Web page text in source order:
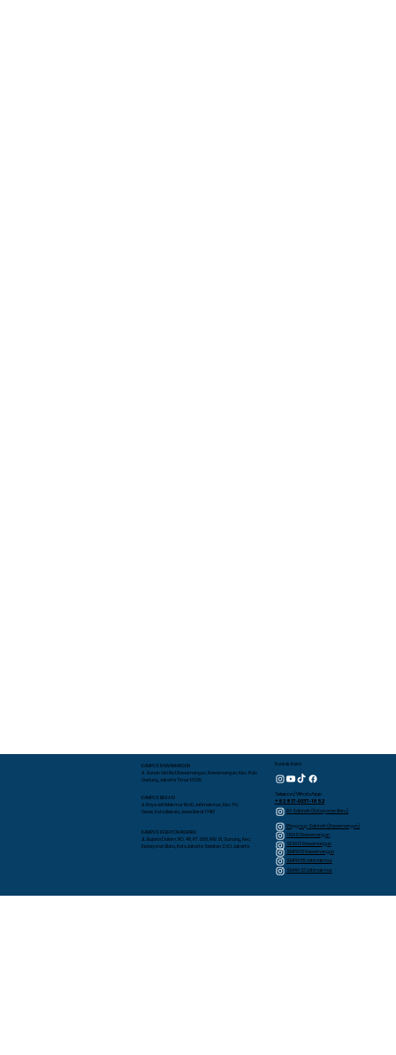
KAMPUS RAWAMANGUN
Jl. Sunan Giri No.1 Rawamangun, Rawamangun, Kec. Pulo
Gadung, Jakarta Timur 13220
KAMPUS BEKASI
Jl. Raya Jati Makmur No.10, Jatimakmur, Kec. Pd.
Gede, Kota Bekasi, Jawa Barat 17413
KAMPUS KEBAYORAN BARU
JL. Bujana Dalam, NO. 48, RT. 009, RW. 01, Gunung, Kec.
Kebayoran Baru, Kota Jakarta Selatan, D.K.I. Jakarta
Kontak Kami
Telepon/WhatsApp
+62 817-0337-1952
RA Sakinah (Kebayoran Baru)
Playgroup Sakinah (Rawamangun)
TKIA 13 Rawamangun
SDIA 13 Rawamangun
SMPIA 12 Rawamangun
SMPIA 55 Jatimakmur
SMAIA 33 Jatimakmur